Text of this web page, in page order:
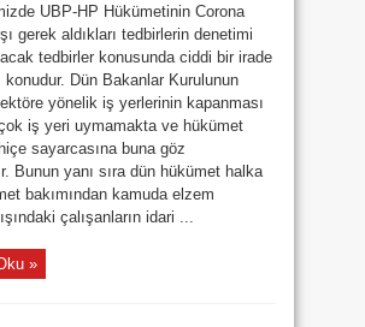
UBP-HP Hükümetinin Corona
gerek aldıkları tedbirlerin denetimi
tedbirler konusunda ciddi bir irade
Dün Bakanlar Kurulunun
yönelik iş yerlerinin kapanması
iş yeri uymamakta ve hükümet
hiçe sayarcasına buna göz
Bunun yanı sıra dün hükümet halka
bakımından kamuda elzem
çalışanların idari ...
»